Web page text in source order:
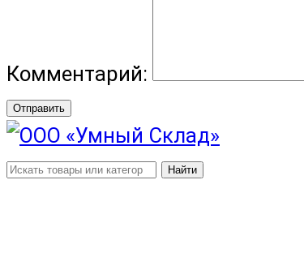
Комментарий:
Отправить
Найти